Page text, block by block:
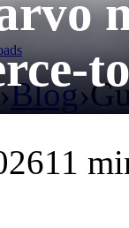
›Blog›
11